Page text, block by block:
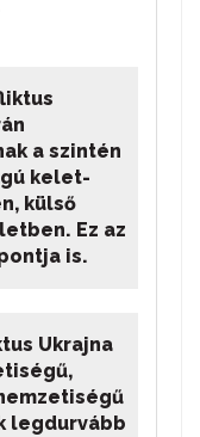
a szintén
kelet-
külső
Ez az
is.
Ukrajna
legdurvább